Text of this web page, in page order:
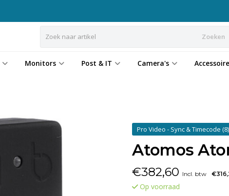
Zoeken
Monitors Post & IT Camera's
Pro Video - Sync & Timecode (8)
Atomos
€382,60 Incl. btw
Op voorraad